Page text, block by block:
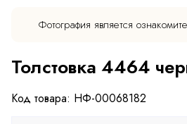
Фотография является
Толстовка 4464
Код товара: НФ-00068182